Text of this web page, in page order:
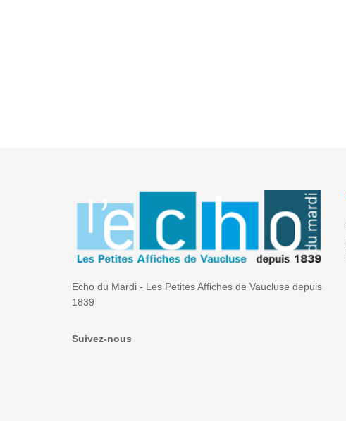
Echo du Mardi - Les Petites Affiches de Vaucluse depuis
1839
Suivez-nous